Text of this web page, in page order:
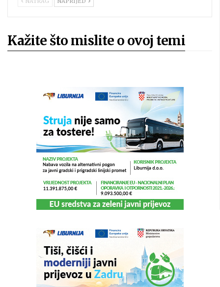
Kažite što mislite o ovoj temi